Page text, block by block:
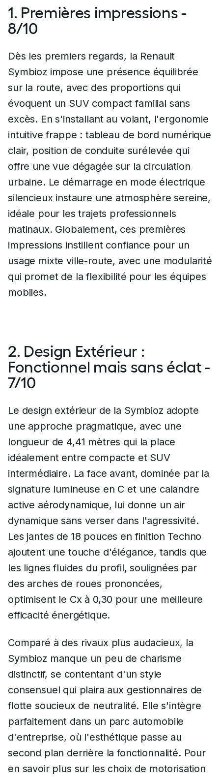
1. Premières impressions -
8/10
Dès les premiers regards, la Renault
Symbioz impose une présence équilibrée
sur la route, avec des proportions qui
évoquent un SUV compact familial sans
excès. En s'installant au volant, l'ergonomie
intuitive frappe : tableau de bord numérique
clair, position de conduite surélevée qui
offre une vue dégagée sur la circulation
urbaine. Le démarrage en mode électrique
silencieux instaure une atmosphère sereine,
idéale pour les trajets professionnels
matinaux. Globalement, ces premières
impressions instillent confiance pour un
usage mixte ville-route, avec une modularité
qui promet de la flexibilité pour les équipes
mobiles.
2. Design Extérieur :
Fonctionnel mais sans éclat -
7/10
Le design extérieur de la Symbioz adopte
une approche pragmatique, avec une
longueur de 4,41 mètres qui la place
idéalement entre compacte et SUV
intermédiaire. La face avant, dominée par la
signature lumineuse en C et une calandre
active aérodynamique, lui donne un air
dynamique sans verser dans l'agressivité.
Les jantes de 18 pouces en finition Techno
ajoutent une touche d'élégance, tandis que
les lignes fluides du profil, soulignées par
des arches de roues prononcées,
optimisent le Cx à 0,30 pour une meilleure
efficacité énergétique.
Comparé à des rivaux plus audacieux, la
Symbioz manque un peu de charisme
distinctif, se contentant d'un style
consensuel qui plaira aux gestionnaires de
flotte soucieux de neutralité. Elle s'intègre
parfaitement dans un parc automobile
d'entreprise, où l'esthétique passe au
second plan derrière la fonctionnalité. Pour
en savoir plus sur les choix de motorisation